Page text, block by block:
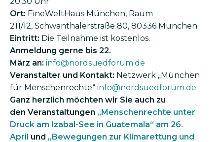
Ort: EineWeltHaus München, Raum
211/12, Schwanthalerstraße 80, 80336 München
Eintritt: Die Teilnahme ist kostenlos.
Anmeldung gerne bis 22.
März an: info@nordsuedforum.de
Veranstalter und Kontakt: Netzwerk „München
für Menschenrechte“ info@nordsuedforum.de
Ganz herzlich möchten wir Sie auch zu
den Veranstaltungen „Menschenrechte unter
Druck am Izabal-See in Guatemala“ am 26.
April und „Bewegungen zur Klimarettung und